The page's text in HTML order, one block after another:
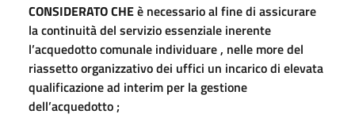
CONSIDERATO CHEè necessario al fine di assicurare
la continuità del servizio essenziale inerente
l’acquedotto comunale individuare , nelle more del
riassetto organizzativo dei uffici un incarico di elevata
qualificazione ad interim per la gestione
dell’acquedotto ;